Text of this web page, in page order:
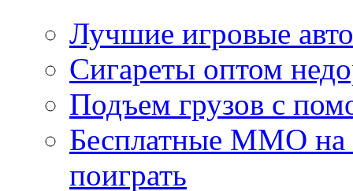
Лучшие игровые
Сигареты оптом
Подъем грузов с
Бесплатные MMO
поиграть